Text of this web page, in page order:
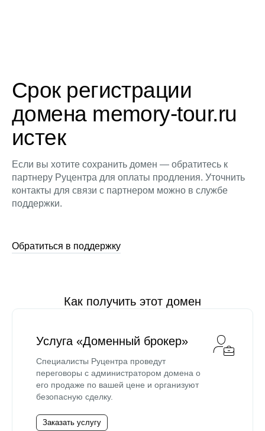
Срок регистрации
домена memory-tour.ru
истек
Если вы хотите сохранить домен — обратитесь к
партнеру Руцентра для оплаты продления. Уточнить
контакты для связи с партнером можно в службе
поддержки.
Обратиться в поддержку
Как получить этот домен
Услуга «Доменный брокер»
Специалисты Руцентра проведут
переговоры с администратором домена о
его продаже по вашей цене и организуют
безопасную сделку.
Заказать услугу